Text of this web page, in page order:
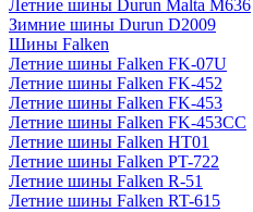
Летние шины Durun Malta M636
Зимние шины Durun D2009
Шины Falken
Летние шины Falken FK-07U
Летние шины Falken FK-452
Летние шины Falken FK-453
Летние шины Falken FK-453CC
Летние шины Falken HT01
Летние шины Falken PT-722
Летние шины Falken R-51
Летние шины Falken RT-615